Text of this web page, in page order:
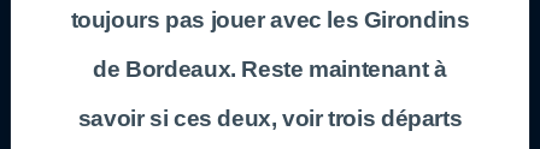
toujours pas jouer avec les Girondins
de Bordeaux. Reste maintenant à
savoir si ces deux, voir trois départs